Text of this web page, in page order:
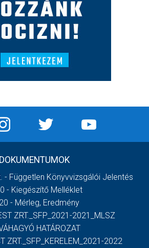
DOKUMENTUMOK
- Független Könyvvizsgálói Jelentés
- Kiegészítő Melléklet
- Mérleg, Eredmény
ZRT._SFP_2021-2021_MLSZ
HATÁROZAT
ZRT._SFP_KERELEM_2021-2022